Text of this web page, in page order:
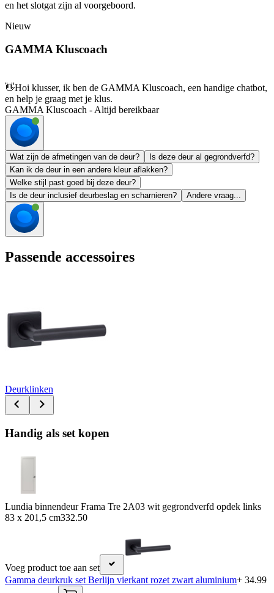
en het slotgat zijn al voorgeboord.
Nieuw
GAMMA Kluscoach
👋Hoi klusser, ik ben de GAMMA Kluscoach, een handige chatbot,
en help je graag met je klus.
GAMMA Kluscoach - Altijd bereikbaar
Wat zijn de afmetingen van de deur?
Is deze deur al gegrondverfd?
Kan ik de deur in een andere kleur aflakken?
Welke stijl past goed bij deze deur?
Is de deur inclusief deurbeslag en scharnieren?
Andere vraag...
Passende accessoires
Deurklinken
Handig als set kopen
Lundia binnendeur Frama Tre 2A03 wit gegrondverfd opdek links
83 x 201,5 cm332.50
Voeg product toe aan set
Gamma deurkruk set Berlijn vierkant rozet zwart aluminium+ 34.99